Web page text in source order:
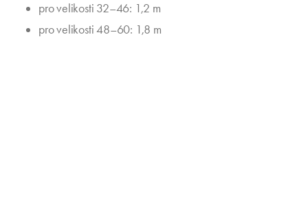
pro velikosti 32–46: 1,2 m
pro velikosti 48–60: 1,8 m